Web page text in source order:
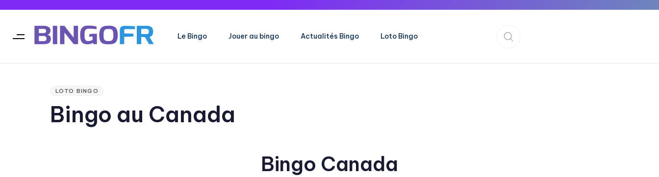
Le Bingo Jouer au bingo Actualités Bingo Loto Bingo
LOTO BINGO
Bingo au Canada
Bingo Canada